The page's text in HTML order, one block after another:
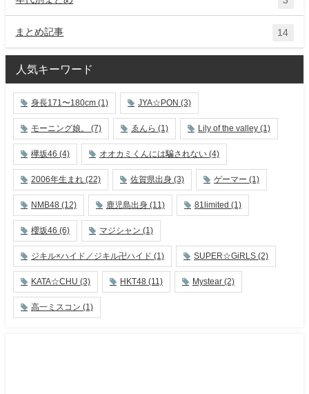
まとめ記事 14
人気キーワード
身長171〜180cm (1) JYA☆PON (3)
モーニング娘。 (7) ゑんら (1) Lily of the valley (1)
欅坂46 (4) オオカミくんには騙されない (4)
2006年生まれ (22) 佐賀県出身 (3) ゲーマー (1)
NMB48 (12) 鹿児島出身 (11) 81limited (1)
櫻坂46 (6) マジシャン (1)
ジキル×ハイド／ジキル卍ハイド (1) SUPER☆GiRLS (2)
KATA☆CHU (3) HKT48 (11) Mystear (2)
高一ミスコン (1)